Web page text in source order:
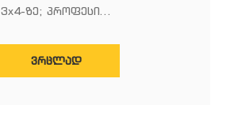
3x4-ზე; პროფესი...
ᲕᲠᲪᲚᲐᲓ